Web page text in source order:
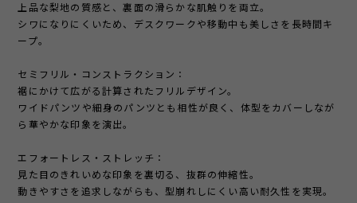
上品な梨地の質感と、裏面の滑らかな肌触りを両立。
シワになりにくいため、デスクワークや移動中も美しさを長時間キ
ープ。
セミフリル・コンストラクション：
裾にかけて広がる計算されたフリルデザイン。
ワイドパンツや細身のパンツとも相性が良く、体型をカバーしなが
ら華やかな印象を演出。
エフォートレス・ストレッチ：
見た目のきれいめな印象を裏切る、抜群の伸縮性。
動きやすさを追求しながらも、型崩れしにくい高い耐久性を実現。